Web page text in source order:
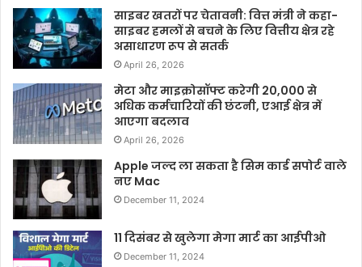
साइबर खतरों पर चेतावनी: वित्त मंत्री ने कहा-
साइबर हमलों से बचने के लिए वित्तीय क्षेत्र रहे
असाधारण रूप से सतर्क
April 26, 2026
मेटा और माइक्रोसॉफ्ट करेगी 20,000 से
अधिक कर्मचारियों की छंटनी, एआई क्षेत्र में
आएगा बदलाव
April 26, 2026
Apple जल्द ला सकता है सिम कार्ड सपोर्ट वाले
नए Mac
December 11, 2024
11 दिसंबर से खुलेगा मेगा मार्ट का आईपीओ
December 11, 2024